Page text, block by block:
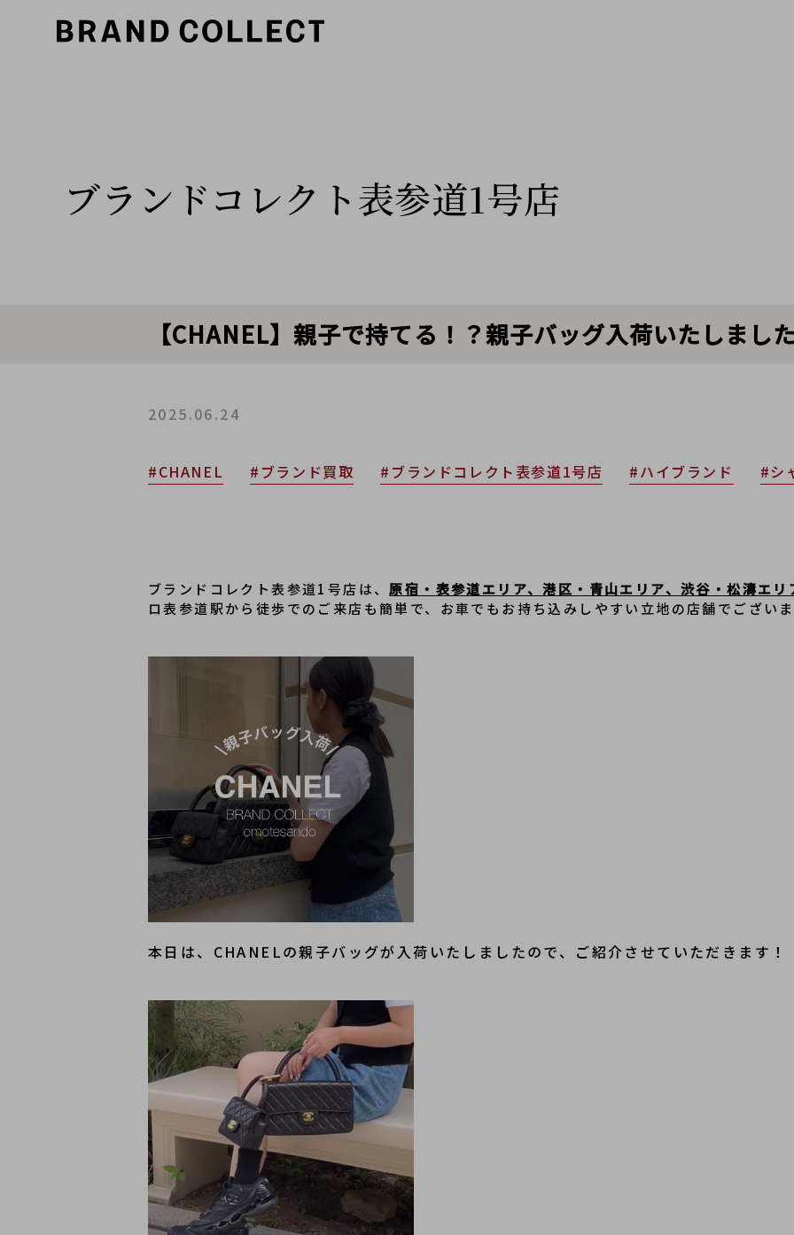
ブランドコレクト表参道1号店
【CHANEL】親子で持てる！？親子バッグ入荷いたしまし
2025.06.24
#CHANEL #ブランド買取 #ブランドコレクト表参道1号店 #ハイブランド #シ
ブランドコレクト表参道1号店は、原宿・表参道エリア、港区・青山エリア、渋谷・松濤エリ
ロ表参道駅から徒歩でのご来店も簡単で、﻿お車でもお持ち込みしやすい立地の店舗でござい
本日は、CHANELの親子バッグが入荷いたしましたので、ご紹介させていただきます！